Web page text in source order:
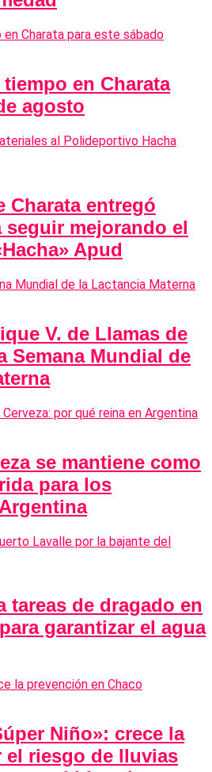
en Charata
agosto
Charata entregó
seguir mejorando el
Apud
V. de Llamas de
Semana Mundial de
se mantiene como
para los
tareas de dragado en
garantizar el agua
Niño»: crece la
el riesgo de lluvias